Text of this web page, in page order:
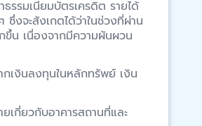
รรมเนียมบัตรเครดิต รายได้
งจะสังเกตได้ว่าในช่วงที่ผ่าน
ขึ้น เนื่องจากมีความผันผวน
กเงินลงทุนในหลักทรัพย์ เงิน
เกี่ยวกับอาคารสถานที่และ